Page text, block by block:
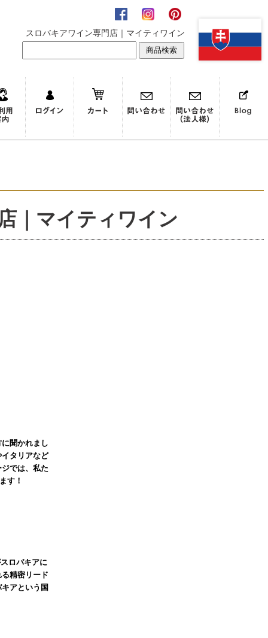
スロバキアワイン専門店｜マイティワイン
｜マイティワイン
聞かれまし
タリアなど
では、私た
す！
ロバキアに
精密リード
アという国